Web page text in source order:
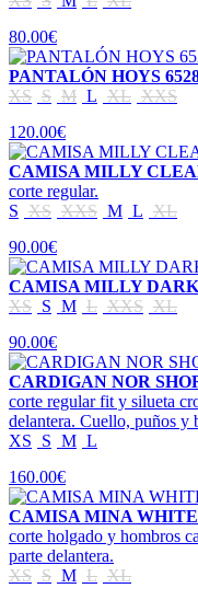
80.00€
PANTALÓN HOYS
XS S M L XL XXS
120.00€
CAMISA MILLY
corte regular.
S XS XXS M L XL
90.00€
CAMISA MILLY DARK
XS S M L XXS XL
90.00€
CARDIGAN NOR
corte regular fit y silueta
delantera. Cuello, puños y
XS
S M L
160.00€
CAMISA MINA WHITE
corte holgado y hombros
parte delantera.
XS S M L XL